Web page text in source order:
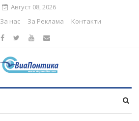
Август 08, 2026
За нас За Реклама Контакти